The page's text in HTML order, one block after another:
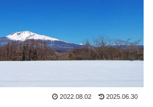
2022.08.02 2025.06.30